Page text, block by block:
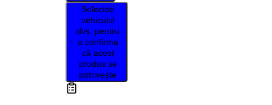
Selectați
vehiculul
dvs. pentru
a confirma
că acest
produs se
potrivește